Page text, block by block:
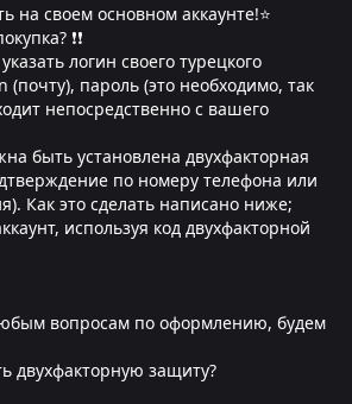
на своем основном аккаунте!⭐
❗❗
логин своего турецкого
(почту), пароль (это необходимо, так
непосредственно с вашего
быть установлена двухфакторная
по номеру телефона или
Как это сделать написано ниже;
используя код двухфакторной
вопросам по оформлению, будем
двухфакторную защиту?